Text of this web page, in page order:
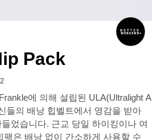
Pack
에 의해 설립된 ULA(Ultralight A
들의 배낭 힙벨트에서 영감을 받아
었습니다. 근교 당일 하이킹이나 여
팩은 배낭 없이 간소하게 사용할 수